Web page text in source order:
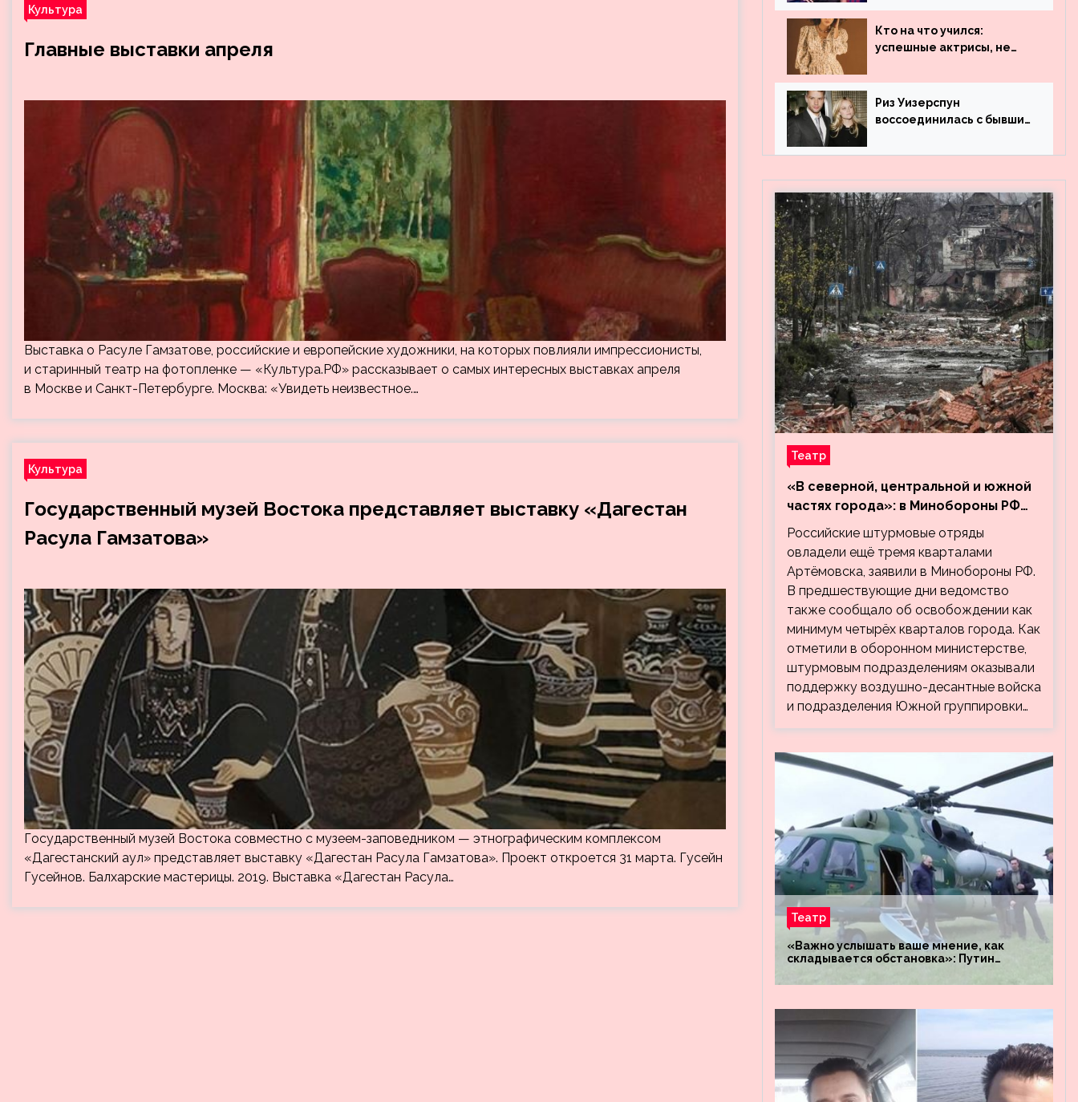
Культура
Главные выставки апреля
Выставка о Расуле Гамзатове, российские и европейские художники, на которых повлияли импрессионисты,
и старинный театр на фотопленке — «Культура.РФ» рассказывает о самых интересных выставках апреля
в Москве и Санкт-Петербурге. Москва: «Увидеть неизвестное.…
Культура
Государственный музей Востока представляет выставку «Дагестан
Расула Гамзатова»
Государственный музей Востока совместно с музеем-заповедником — этнографическим комплексом
«Дагестанский аул» представляет выставку «Дагестан Расула Гамзатова». Проект откроется 31 марта. Гусейн
Гусейнов. Балхарские мастерицы. 2019. Выставка «Дагестан Расула…
работала до
популярности и выложила
архивные фото
Кто на что учился:
успешные актрисы, не
образования
Риз Уизерспун
воссоединилась с бывшим
Театр
«В северной, центральной и южной
частях города»: в Минобороны РФ
заявили об освобождении ещё трёх
кварталов Артёмовска
Российские штурмовые отряды
овладели ещё тремя кварталами
Артёмовска, заявили в Минобороны РФ.
В предшествующие дни ведомство
также сообщало об освобождении как
минимум четырёх кварталов города. Как
отметили в оборонном министерстве,
штурмовым подразделениям оказывали
поддержку воздушно-десантные войска
и подразделения Южной группировки…
Театр
«Важно услышать ваше мнение, как
складывается обстановка»: Путин
«Днепр» и «Восток»